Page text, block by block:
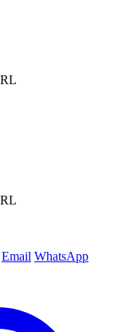
Email WhatsApp